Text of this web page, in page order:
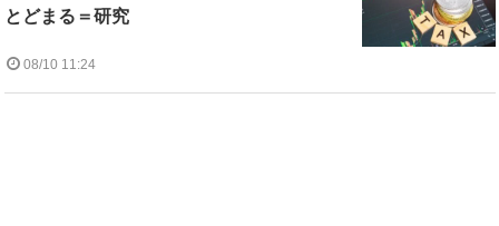
とどまる＝研究
08/10 11:24